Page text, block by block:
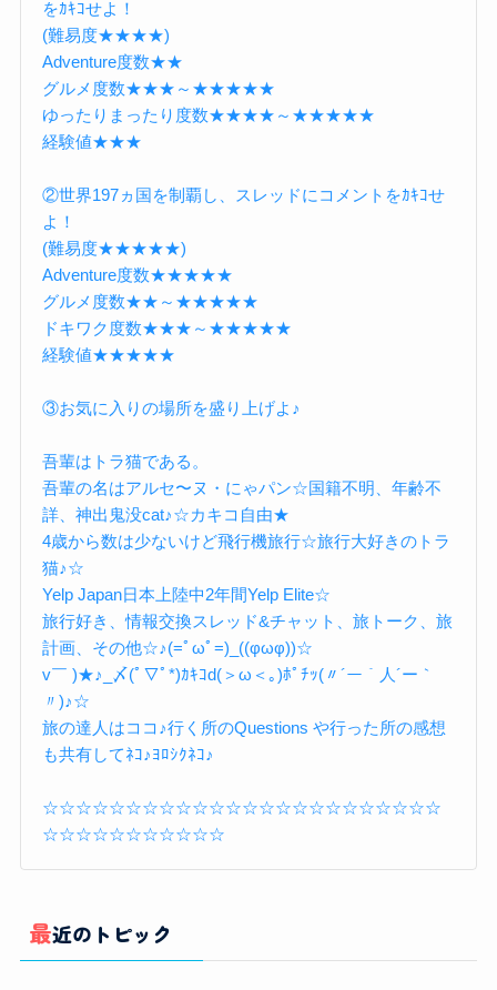
をｶｷｺせよ！
(難易度★★★★)
Adventure度数★★
グルメ度数★★★～★★★★★
ゆったりまったり度数★★★★～★★★★★
経験値★★★
②世界197ヵ国を制覇し、スレッドにコメントをｶｷｺせ
よ！
(難易度★★★★★)
Adventure度数★★★★★
グルメ度数★★～★★★★★
ドキワク度数★★★～★★★★★
経験値★★★★★
③お気に入りの場所を盛り上げよ♪
吾輩はトラ猫である。
吾輩の名はアルセ〜ヌ・にゃパン☆国籍不明、年齢不
詳、神出鬼没cat♪☆カキコ自由★
4歳から数は少ないけど飛行機旅行☆旅行大好きのトラ
猫♪☆
Yelp Japan日本上陸中2年間Yelp Elite☆
旅行好き、情報交換スレッド&チャット、旅トーク、旅
計画、その他☆♪(=ﾟωﾟ=)_((φωφ))☆
v￣ )★♪_〆(ﾟ▽ﾟ*)ｶｷｺd(＞ω＜｡)ﾎﾟﾁｯ(〃´ー｀人´ー｀
〃)♪☆
旅の達人はココ♪行く所のQuestions や行った所の感想
も共有してﾈｺ♪ﾖﾛｼｸﾈｺ♪
☆☆☆☆☆☆☆☆☆☆☆☆☆☆☆☆☆☆☆☆☆☆☆☆
☆☆☆☆☆☆☆☆☆☆☆
最近のトピック